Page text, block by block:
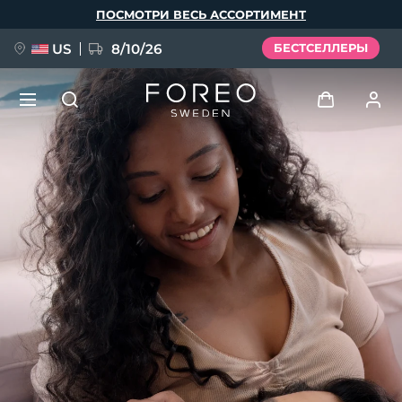
ПОСМОТРИ ВЕСЬ АССОРТИМЕНТ
US 8/10/26 БЕСТСЕЛЛЕРЫ
Профиль пользователя
Мои приборы
Мои заказы
Мои адреса
Мои подписки
НОВИНКА
FAQ™ Pure Beauty-Tech Elixir
BREAKING NEWS
issa™ Teeth Whitening Set
Язык
English Deutsch
Español
Français
Italiano
Português
Polski
Svenska
Русский
Türkçe
简体中文 繁體中文